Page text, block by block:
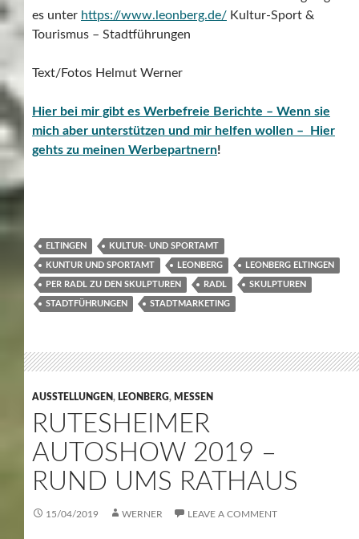
es unter https://www.leonberg.de/ Kultur-Sport &
Tourismus – Stadtführungen
Text/Fotos Helmut Werner
Hier bei mir gibt es Werbefreie Berichte – Wenn sie
mich aber unterstützen und mir helfen wollen – Hier
gehts zu meinen Werbepartnern!
ELTINGEN KULTUR- UND SPORTAMT
KUNTUR UND SPORTAMT LEONBERG LEONBERG ELTINGEN
PER RADL ZU DEN SKULPTUREN RADL SKULPTUREN
STADTFÜHRUNGEN STADTMARKETING
AUSSTELLUNGEN, LEONBERG, MESSEN
RUTESHEIMER
AUTOSHOW 2019 –
RUND UMS RATHAUS
15/04/2019 WERNER LEAVE A COMMENT